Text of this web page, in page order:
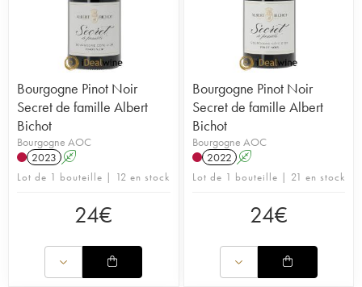
Bourgogne Pinot Noir
Secret de famille Albert
Bichot
Bourgogne AOC
2023 A
Lot de 1 bouteille | 12 en stock
24€
Bourgogne Pinot Noir
Secret de famille Albert
Bichot
Bourgogne AOC
2022 A
Lot de 1 bouteille | 21 en stock
24€